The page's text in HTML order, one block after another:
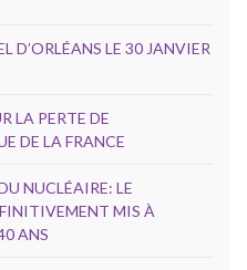
D’ORLÉANS LE 30 JANVIER
LA PERTE DE
DE LA FRANCE
NUCLÉAIRE: LE
MIS À
ANS